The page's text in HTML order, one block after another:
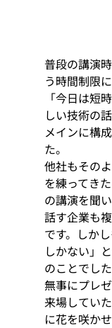
普段の講演
う時間制限
「今日は短
しい技術の
メインに構
た。
他社もその
を練ってき
の講演を聞
話す企業も
です。しか
しかない」
のことでした
無事にプレ
来場してい
に花を咲か